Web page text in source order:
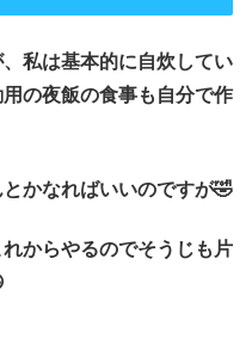
私は基本的に自炊してい
の夜飯の食事も自分で作
かなればいいのですが🤣
からやるのでそうじも片